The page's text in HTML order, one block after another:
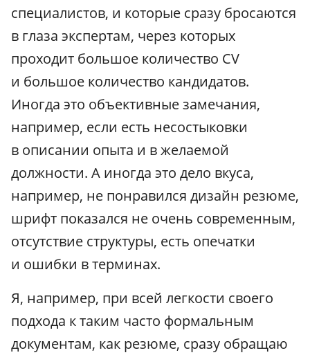
специалистов, и которые сразу бросаются
в глаза экспертам, через которых
проходит большое количество CV
и большое количество кандидатов.
Иногда это объективные замечания,
например, если есть несостыковки
в описании опыта и в желаемой
должности. А иногда это дело вкуса,
например, не понравился дизайн резюме,
шрифт показался не очень современным,
отсутствие структуры, есть опечатки
и ошибки в терминах.
Я, например, при всей легкости своего
подхода к таким часто формальным
документам, как резюме, сразу обращаю